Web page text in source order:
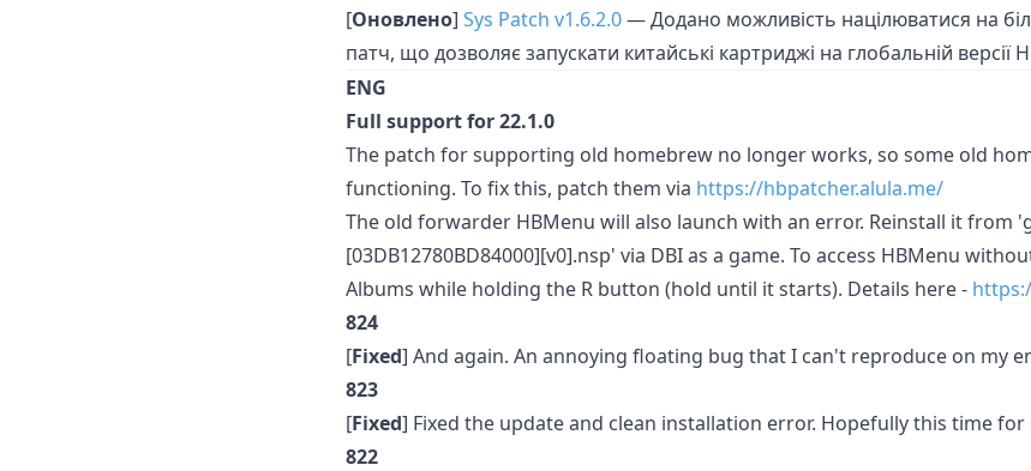
[Оновлено] Sys Patch v1.6.2.0— Додано можливість націлюватися на
патч, що дозволяє запускати китайські картриджі на глобальній версії
ENG
Full support for 22.1.0
The patch for supporting old homebrew no longer works, so some old
functioning. To fix this, patch them via https://hbpatcher.alula.me/
The old forwarder HBMenu will also launch with an error. Reinstall it from
[03DB12780BD84000][v0].nsp' via DBI as a game. To access HBMenu
Albums while holding the R button (hold until it starts). Details here -
824
[Fixed] And again. An annoying floating bug that I can't reproduce on my
823
[Fixed] Fixed the update and clean installation error. Hopefully this time for
822